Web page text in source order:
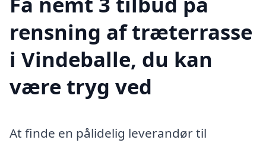
rensning af træterrasse
i Vindeballe, du kan
være tryg ved
At finde en pålidelig leverandør til